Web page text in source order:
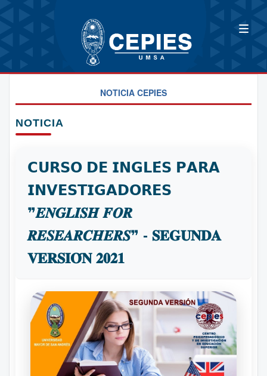
NOTICIA CEPIES
NOTICIA
𝗖𝗨𝗥𝗦𝗢 𝗗𝗘 𝗜𝗡𝗚𝗟𝗘́𝗦 𝗣𝗔𝗥𝗔
𝗜𝗡𝗩𝗘𝗦𝗧𝗜𝗚𝗔𝗗𝗢𝗥𝗘𝗦
❞𝑬𝑵𝑮𝑳𝑰𝑺𝑯 𝑭𝑶𝑹
𝑹𝑬𝑺𝑬𝑨𝑹𝑪𝑯𝑬𝑹𝑺❞ - 𝐒𝐄𝐆𝐔𝐍𝐃𝐀
𝐕𝐄𝐑𝐒𝐈𝐎́𝐍 𝟐𝟎𝟐𝟏